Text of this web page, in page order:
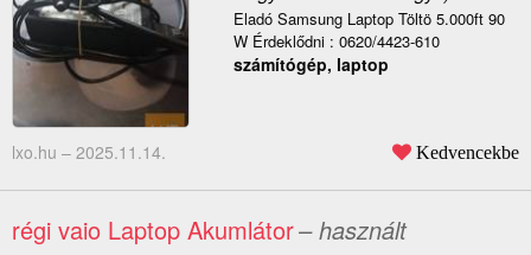
Eladó Samsung Laptop Töltö 5.000ft 90
W Érdeklődni : 0620/4423-610
számítógép, laptop
lxo.hu – 2025.11.14. Kedvencekbe
régi vaio Laptop Akumlátor– használt